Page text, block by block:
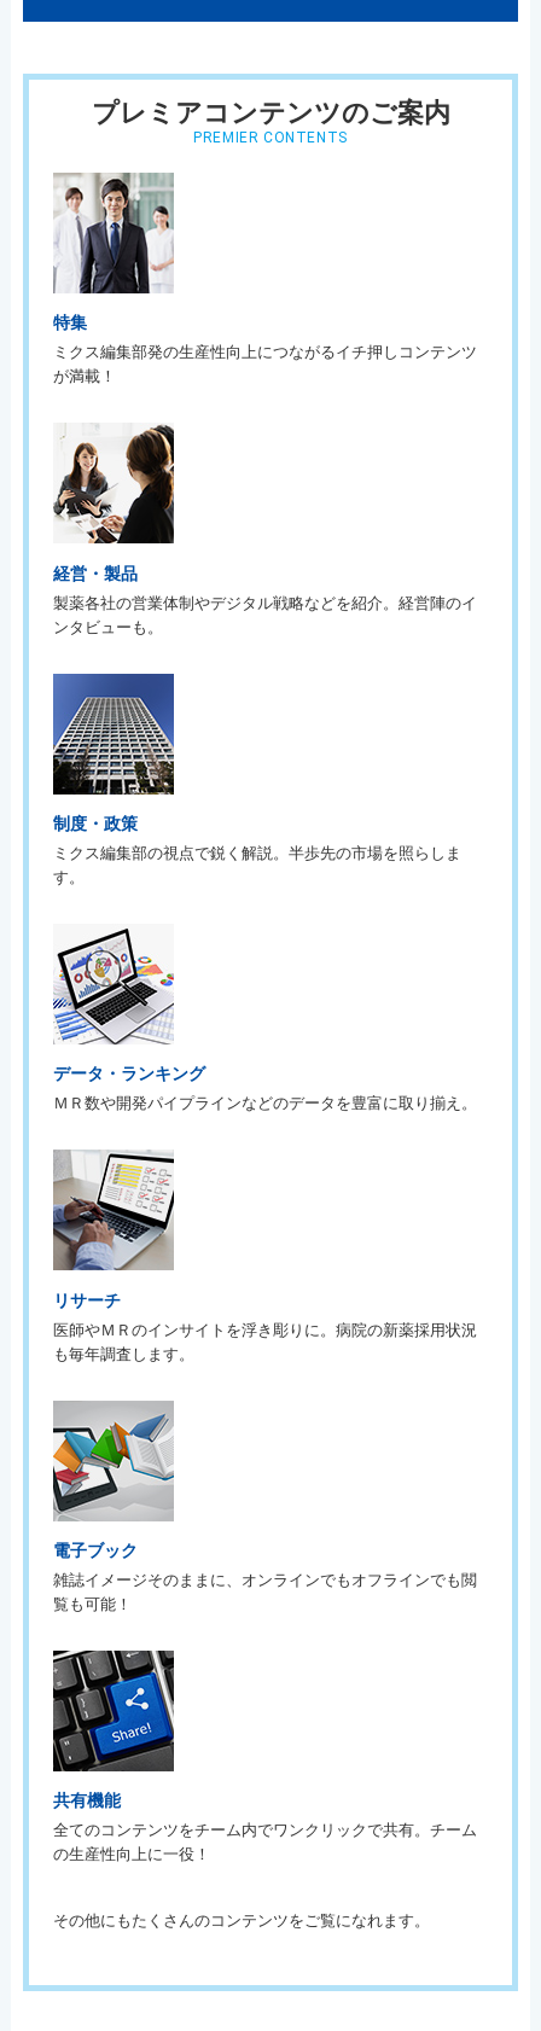
プレミアコンテンツのご案内
PREMIER CONTENTS
特集
ミクス編集部発の生産性向上につながるイチ押しコンテンツ
が満載！
経営・製品
製薬各社の営業体制やデジタル戦略などを紹介。経営陣のイ
ンタビューも。
制度・政策
ミクス編集部の視点で鋭く解説。半歩先の市場を照らしま
す。
データ・ランキング
ＭＲ数や開発パイプラインなどのデータを豊富に取り揃え。
リサーチ
医師やＭＲのインサイトを浮き彫りに。病院の新薬採用状況
も毎年調査します。
電子ブック
雑誌イメージそのままに、オンラインでもオフラインでも閲
覧も可能！
共有機能
全てのコンテンツをチーム内でワンクリックで共有。チーム
の生産性向上に一役！
その他にもたくさんのコンテンツをご覧になれます。